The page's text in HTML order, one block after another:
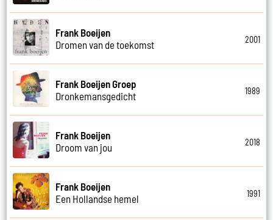
Frank Boeijen
Dromen van de toekomst
2001
Frank Boeijen Groep
Dronkemansgedicht
1989
Frank Boeijen
Droom van jou
2018
Frank Boeijen
Een Hollandse hemel
1991